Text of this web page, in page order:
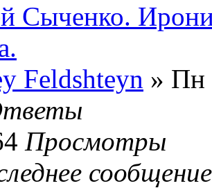
Сыченко.
Feldshteyn » Пн
Просмотры